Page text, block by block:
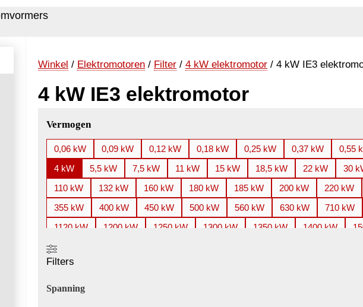
Winkel / Elektromotoren / Filter / 4 kW elektromotor / 4 kW IE3
4 kW IE3 elektromotor
Vermogen
0,06 kW 0,09 kW 0,12 kW 0,18 kW 0,25 kW 0,37 kW 0,55
4 kW
5,5 kW 7,5 kW 11 kW 15 kW 18,5 kW 22 kW 30
110 kW
132 kW 160 kW 180 kW 185 kW 200 kW 220 kW
355 kW
400 kW 450 kW 500 kW 560 kW 630 kW 710 kW
1120 kW
1200 kW 1250 kW 1300 kW 1350 kW 1400 kW
2000 kW
3360 kW
5200 kW
Filters
Spanning